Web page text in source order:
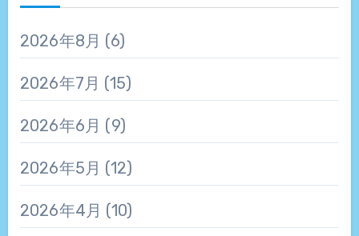
2026年8月 (6)
2026年7月 (15)
2026年6月 (9)
2026年5月 (12)
2026年4月 (10)